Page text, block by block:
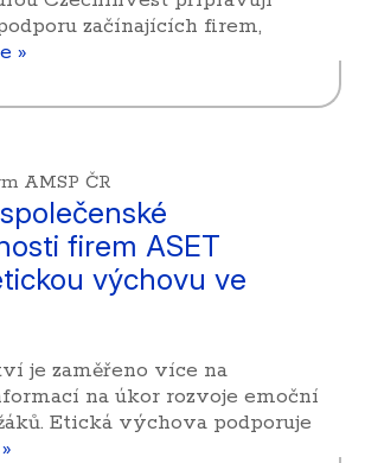
začínajících firem,
»
AMSP ČR
firem ASET
výchovu ve
je zaměřeno více na
na úkor rozvoje emoční
Etická výchova podporuje